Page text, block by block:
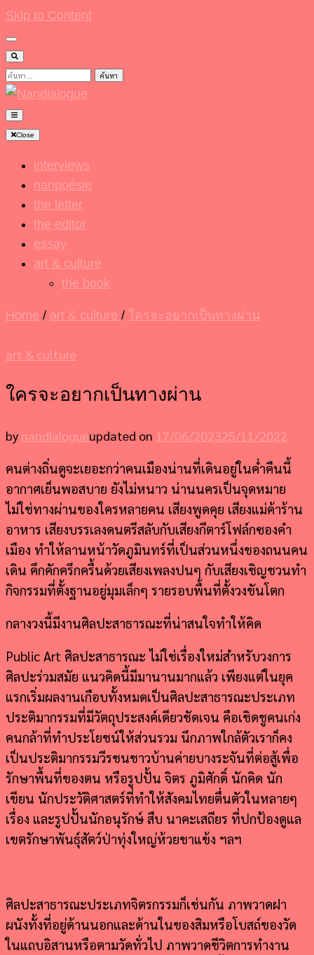
Skip to Content
ค้นหา
สำหรับ:
Nandialogue
Close
interviews
nanpoésie
the letter
the editor
essay
art & culture
the book
Home / art & culture / ใครจะอยากเป็นทางผ่าน
art & culture
ใครจะอยากเป็นทางผ่าน
by nandialogueupdated on 17/06/202325/11/2022
คนต่างถิ่นดูจะเยอะกว่าคนเมืองน่านที่เดินอยู่ในค่ำคืนนี้
อากาศเย็นพอสบาย ยังไม่หนาว น่านนครเป็นจุดหมาย
ไม่ใช่ทางผ่านของใครหลายคน เสียงพูดคุย เสียงแม่ค้าร้าน
อาหาร เสียงบรรเลงดนตรีสลับกับเสียงกีตาร์โฟล์กซองคำ
เมือง ทำให้ลานหน้าวัดภูมินทร์ที่เป็นส่วนหนึ่งของถนนคน
เดิน คึกคักครึกครื้นด้วยเสียงเพลงปนๆ กับเสียงเชิญชวนทำ
กิจกรรมที่ตั้งฐานอยู่มุมเล็กๆ รายรอบพื้นที่ตั้งวงขันโตก
กลางวงนี้มีงานศิลปะสาธารณะที่น่าสนใจทำให้คิด
Public Art ศิลปะสาธารณะ ไม่ใช่เรื่องใหม่สำหรับวงการ
ศิลปะร่วมสมัย แนวคิดนี้มีมานานมากแล้ว เพียงแต่ในยุค
แรกเริ่มผลงานเกือบทั้งหมดเป็นศิลปะสาธารณะประเภท
ประติมากรรมที่มีวัตถุประสงค์เดียวชัดเจน คือเชิดชูคนเก่ง
คนกล้าที่ทำประโยชน์ให้ส่วนรวม นึกภาพใกล้ตัวเราก็คง
เป็นประติมากรรมวีรชนชาวบ้านค่ายบางระจันที่ต่อสู้เพื่อ
รักษาพื้นที่ของตน หรือรูปปั้น จิตร ภูมิศักดิ์ นักคิด นัก
เขียน นักประวัติศาสตร์ที่ทำให้สังคมไทยตื่นตัวในหลายๆ
เรื่อง และรูปปั้นนักอนุรักษ์ สืบ นาคะเสถียร ที่ปกป้องดูแล
เขตรักษาพันธุ์สัตว์ป่าทุ่งใหญ่ห้วยขาแข้ง ฯลฯ
ศิลปะสาธารณะประเภทจิตรกรรมก็เช่นกัน ภาพวาดฝา
ผนังทั้งที่อยู่ด้านนอกและด้านในของสิมหรือโบสถ์ของวัด
ในแถบอิสานหรือตามวัดทั่วไป ภาพวาดชีวิตการทำงาน